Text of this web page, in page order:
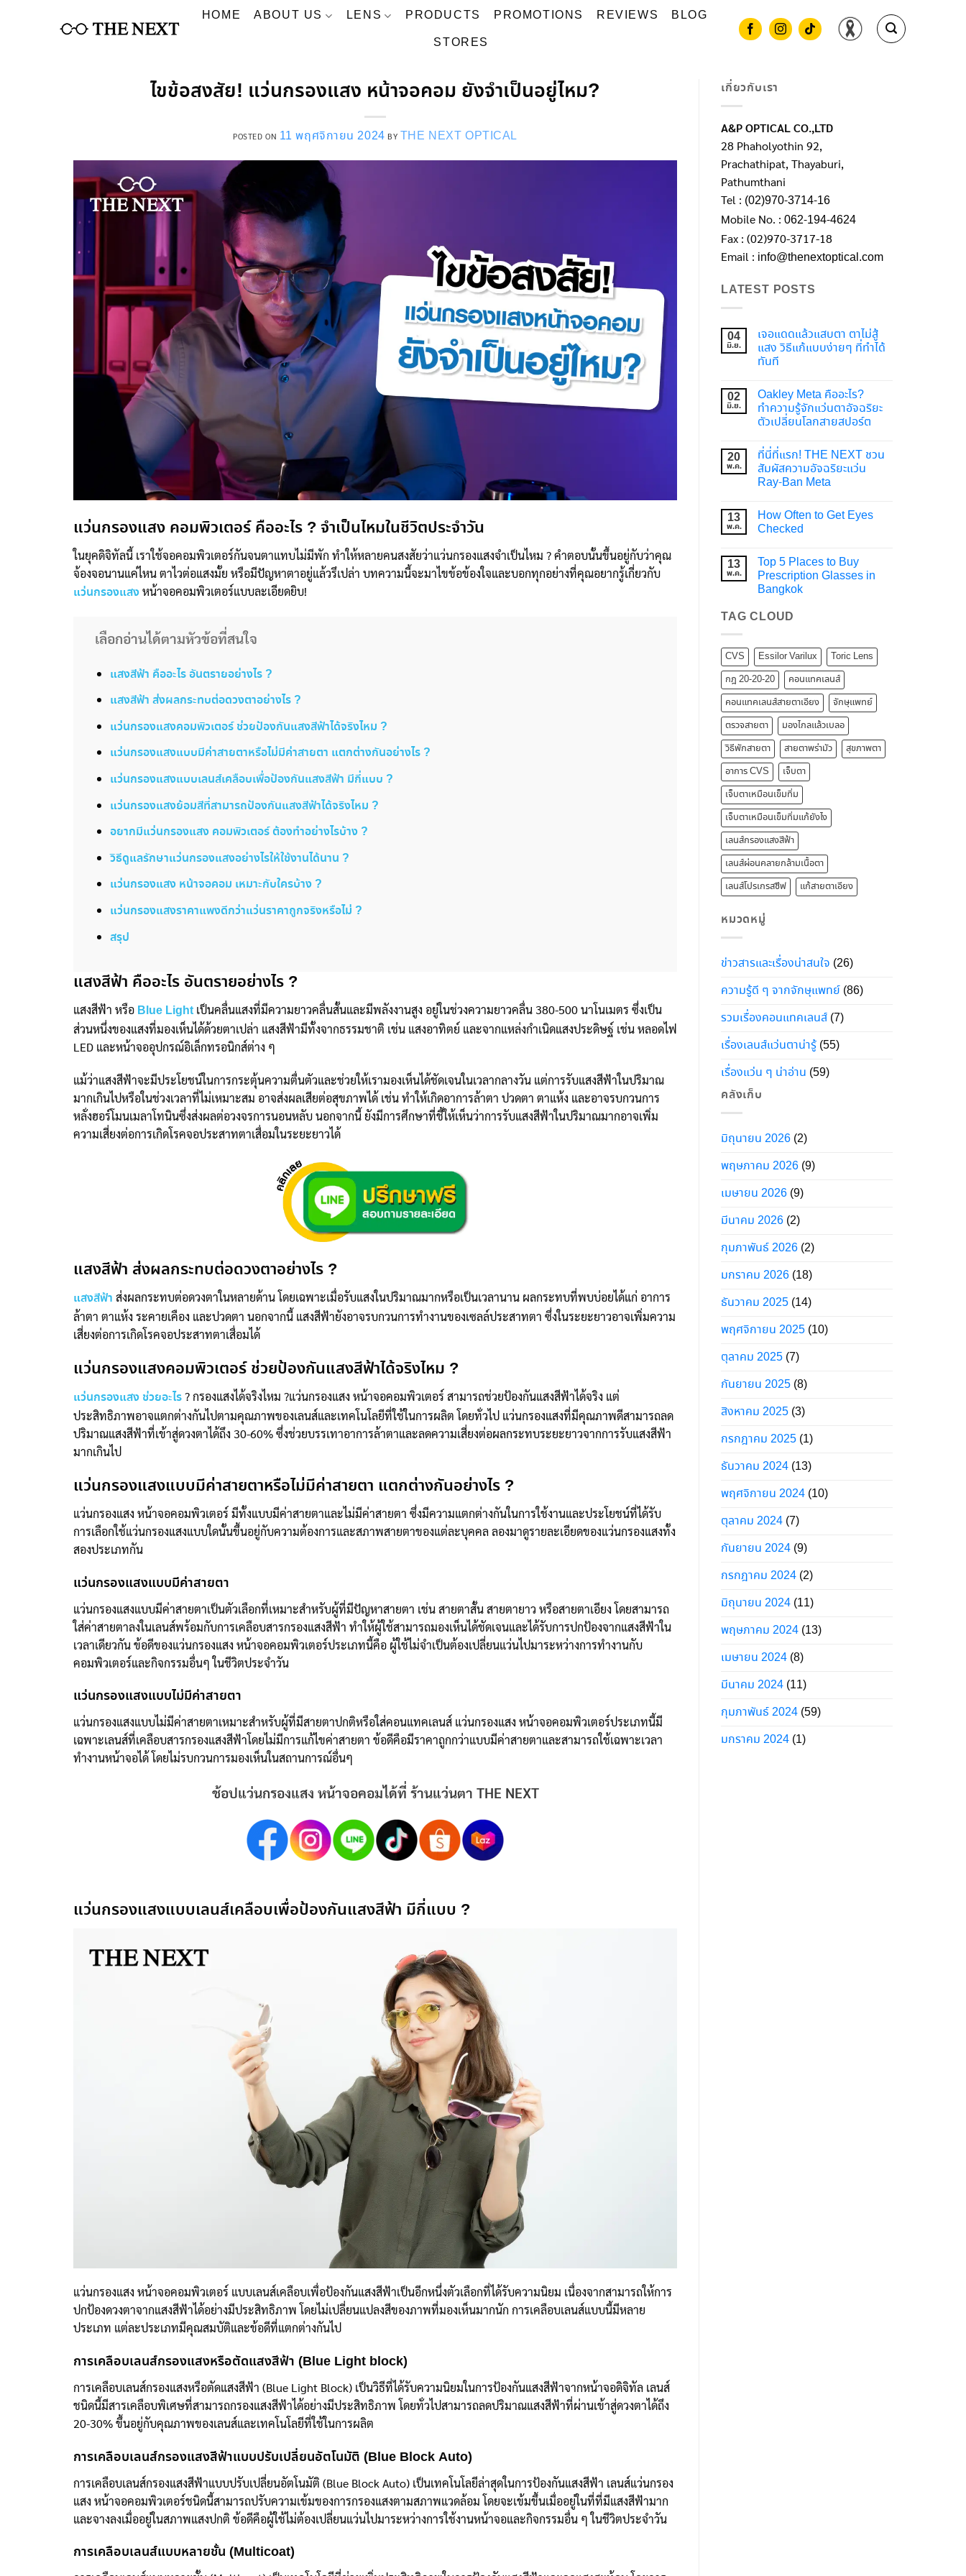
HOME ABOUT US LENS PRODUCTS PROMOTIONS REVIEWS
BLOG
STORES
ไขข้อสงสัย! แว่นกรองแสง หน้าจอคอม ยังจำเป็นอยู่ไหม?
POSTED ON 11 พฤศจิกายน 2024 BY THE NEXT OPTICAL
แว่นกรองแสง คอมพิวเตอร์ คืออะไร ? จำเป็นไหมในชีวิตประจำวัน
ในยุคดิจิทัลนี้ เราใช้จอคอมพิวเตอร์กันจนตาแทบไม่มีพัก ทำให้หลายคนสงสัยว่าแว่นกรองแสงจำเป็นไหม ? คำตอบนั้นขึ้นอยู่กับว่าคุณ
จ้องจอนานแค่ไหน ตาไวต่อแสงมั้ย หรือมีปัญหาตาอยู่แล้วรึเปล่า บทความนี้จะมาไขข้อข้องใจและบอกทุกอย่างที่คุณอยากรู้เกี่ยวกับ
แว่นกรองแสงหน้าจอคอมพิวเตอร์แบบละเอียดยิบ!
เลือกอ่านได้ตามหัวข้อที่สนใจ
แสงสีฟ้า คืออะไร อันตรายอย่างไร ?
แสงสีฟ้า ส่งผลกระทบต่อดวงตาอย่างไร ?
แว่นกรองแสงคอมพิวเตอร์ ช่วยป้องกันแสงสีฟ้าได้จริงไหม ?
แว่นกรองแสงแบบมีค่าสายตาหรือไม่มีค่าสายตา แตกต่างกันอย่างไร ?
แว่นกรองแสงแบบเลนส์เคลือบเพื่อป้องกันแสงสีฟ้า มีกี่แบบ ?
แว่นกรองแสงย้อมสีที่สามารถป้องกันแสงสีฟ้าได้จริงไหม ?
อยากมีแว่นกรองแสง คอมพิวเตอร์ ต้องทำอย่างไรบ้าง ?
วิธีดูแลรักษาแว่นกรองแสงอย่างไรให้ใช้งานได้นาน ?
แว่นกรองแสง หน้าจอคอม เหมาะกับใครบ้าง ?
แว่นกรองแสงราคาแพงดีกว่าแว่นราคาถูกจริงหรือไม่ ?
สรุป
แสงสีฟ้า คืออะไร อันตรายอย่างไร ?
แสงสีฟ้า หรือ Blue Light เป็นคลื่นแสงที่มีความยาวคลื่นสั้นและมีพลังงานสูง อยู่ในช่วงความยาวคลื่น 380-500 นาโนเมตร ซึ่งเป็น
ส่วนหนึ่งของแสงที่มองเห็นได้ด้วยตาเปล่า แสงสีฟ้ามีทั้งจากธรรมชาติ เช่น แสงอาทิตย์ และจากแหล่งกำเนิดแสงประดิษฐ์ เช่น หลอดไฟ
LED และหน้าจออุปกรณ์อิเล็กทรอนิกส์ต่าง ๆ
แม้ว่าแสงสีฟ้าจะมีประโยชน์ในการกระตุ้นความตื่นตัวและช่วยให้เรามองเห็นได้ชัดเจนในเวลากลางวัน แต่การรับแสงสีฟ้าในปริมาณ
มากเกินไปหรือในช่วงเวลาที่ไม่เหมาะสม อาจส่งผลเสียต่อสุขภาพได้ เช่น ทำให้เกิดอาการล้าตา ปวดตา ตาแห้ง และอาจรบกวนการ
หลั่งฮอร์โมนเมลาโทนินซึ่งส่งผลต่อวงจรการนอนหลับ นอกจากนี้ ยังมีการศึกษาที่ชี้ให้เห็นว่าการรับแสงสีฟ้าในปริมาณมากอาจเพิ่ม
ความเสี่ยงต่อการเกิดโรคจอประสาทตาเสื่อมในระยะยาวได้
แสงสีฟ้า ส่งผลกระทบต่อดวงตาอย่างไร ?
แสงสีฟ้า ส่งผลกระทบต่อดวงตาในหลายด้าน โดยเฉพาะเมื่อรับแสงในปริมาณมากหรือเป็นเวลานาน ผลกระทบที่พบบ่อยได้แก่ อาการ
ล้าตา ตาแห้ง ระคายเคือง และปวดตา นอกจากนี้ แสงสีฟ้ายังอาจรบกวนการทำงานของเซลล์ประสาทตา ซึ่งในระยะยาวอาจเพิ่มความ
เสี่ยงต่อการเกิดโรคจอประสาทตาเสื่อมได้
แว่นกรองแสงคอมพิวเตอร์ ช่วยป้องกันแสงสีฟ้าได้จริงไหม ?
แว่นกรองแสง ช่วยอะไร? กรองแสงได้จริงไหม ?แว่นกรองแสง หน้าจอคอมพิวเตอร์ สามารถช่วยป้องกันแสงสีฟ้าได้จริง แต่
ประสิทธิภาพอาจแตกต่างกันไปตามคุณภาพของเลนส์และเทคโนโลยีที่ใช้ในการผลิต โดยทั่วไป แว่นกรองแสงที่มีคุณภาพดีสามารถลด
ปริมาณแสงสีฟ้าที่เข้าสู่ดวงตาได้ถึง 30-60% ซึ่งช่วยบรรเทาอาการล้าตาและลดความเสี่ยงต่อผลกระทบระยะยาวจากการรับแสงสีฟ้า
มากเกินไป
แว่นกรองแสงแบบมีค่าสายตาหรือไม่มีค่าสายตา แตกต่างกันอย่างไร ?
แว่นกรองแสง หน้าจอคอมพิวเตอร์ มีทั้งแบบมีค่าสายตาและไม่มีค่าสายตา ซึ่งมีความแตกต่างกันในการใช้งานและประโยชน์ที่ได้รับ
การเลือกใช้แว่นกรองแสงแบบใดนั้นขึ้นอยู่กับความต้องการและสภาพสายตาของแต่ละบุคคล ลองมาดูรายละเอียดของแว่นกรองแสงทั้ง
สองประเภทกัน
แว่นกรองแสงแบบมีค่าสายตา
แว่นกรองแสงแบบมีค่าสายตาเป็นตัวเลือกที่เหมาะสำหรับผู้ที่มีปัญหาสายตา เช่น สายตาสั้น สายตายาว หรือสายตาเอียง โดยสามารถ
ใส่ค่าสายตาลงในเลนส์พร้อมกับการเคลือบสารกรองแสงสีฟ้า ทำให้ผู้ใช้สามารถมองเห็นได้ชัดเจนและได้รับการปกป้องจากแสงสีฟ้าใน
เวลาเดียวกัน ข้อดีของแว่นกรองแสง หน้าจอคอมพิวเตอร์ประเภทนี้คือ ผู้ใช้ไม่จำเป็นต้องเปลี่ยนแว่นไปมาระหว่างการทำงานกับ
คอมพิวเตอร์และกิจกรรมอื่นๆ ในชีวิตประจำวัน
แว่นกรองแสงแบบไม่มีค่าสายตา
แว่นกรองแสงแบบไม่มีค่าสายตาเหมาะสำหรับผู้ที่มีสายตาปกติหรือใส่คอนแทคเลนส์ แว่นกรองแสง หน้าจอคอมพิวเตอร์ประเภทนี้มี
เฉพาะเลนส์ที่เคลือบสารกรองแสงสีฟ้าโดยไม่มีการแก้ไขค่าสายตา ข้อดีคือมีราคาถูกกว่าแบบมีค่าสายตาและสามารถใช้เฉพาะเวลา
ทำงานหน้าจอได้ โดยไม่รบกวนการมองเห็นในสถานการณ์อื่นๆ
ช้อปแว่นกรองแสง หน้าจอคอมได้ที่ ร้านแว่นตา THE NEXT
แว่นกรองแสงแบบเลนส์เคลือบเพื่อป้องกันแสงสีฟ้า มีกี่แบบ ?
แว่นกรองแสง หน้าจอคอมพิวเตอร์ แบบเลนส์เคลือบเพื่อป้องกันแสงสีฟ้าเป็นอีกหนึ่งตัวเลือกที่ได้รับความนิยม เนื่องจากสามารถให้การ
ปกป้องดวงตาจากแสงสีฟ้าได้อย่างมีประสิทธิภาพ โดยไม่เปลี่ยนแปลงสีของภาพที่มองเห็นมากนัก การเคลือบเลนส์แบบนี้มีหลาย
ประเภท แต่ละประเภทมีคุณสมบัติและข้อดีที่แตกต่างกันไป
การเคลือบเลนส์กรองแสงหรือตัดแสงสีฟ้า (Blue Light block)
การเคลือบเลนส์กรองแสงหรือตัดแสงสีฟ้า (Blue Light Block) เป็นวิธีที่ได้รับความนิยมในการป้องกันแสงสีฟ้าจากหน้าจอดิจิทัล เลนส์
ชนิดนี้มีสารเคลือบพิเศษที่สามารถกรองแสงสีฟ้าได้อย่างมีประสิทธิภาพ โดยทั่วไปสามารถลดปริมาณแสงสีฟ้าที่ผ่านเข้าสู่ดวงตาได้ถึง
20-30% ขึ้นอยู่กับคุณภาพของเลนส์และเทคโนโลยีที่ใช้ในการผลิต
การเคลือบเลนส์กรองแสงสีฟ้าแบบปรับเปลี่ยนอัตโนมัติ (Blue Block Auto)
การเคลือบเลนส์กรองแสงสีฟ้าแบบปรับเปลี่ยนอัตโนมัติ (Blue Block Auto) เป็นเทคโนโลยีล่าสุดในการป้องกันแสงสีฟ้า เลนส์แว่นกรอง
แสง หน้าจอคอมพิวเตอร์ชนิดนี้สามารถปรับความเข้มของการกรองแสงตามสภาพแวดล้อม โดยจะเข้มขึ้นเมื่ออยู่ในที่ที่มีแสงสีฟ้ามาก
และจางลงเมื่ออยู่ในสภาพแสงปกติ ข้อดีคือผู้ใช้ไม่ต้องเปลี่ยนแว่นไปมาระหว่างการใช้งานหน้าจอและกิจกรรมอื่น ๆ ในชีวิตประจำวัน
การเคลือบเลนส์แบบหลายชั้น (Multicoat)
เกี่ยวกับเรา
A&P OPTICAL CO.,LTD
28 Phaholyothin 92,
Prachathipat, Thayaburi,
Pathumthani
Tel : (02)970-3714-16
Mobile No. : 062-194-4624
Fax : (02)970-3717-18
Email : info@thenextoptical.com
LATEST POSTS
04
มิ.ย.
เจอแดดแล้วแสบตา ตาไม่สู้
แสง วิธีแก้แบบง่ายๆ ที่ทำได้
ทันที
02
มิ.ย.
Oakley Meta คืออะไร?
ทำความรู้จักแว่นตาอัจฉริยะ
ตัวเปลี่ยนโลกสายสปอร์ต
20
พ.ค.
ที่นี่ที่แรก! THE NEXT ชวน
สัมผัสความอัจฉริยะแว่น
Ray-Ban Meta
13
พ.ค.
How Often to Get Eyes
Checked
13
พ.ค.
Top 5 Places to Buy
Prescription Glasses in
Bangkok
TAG CLOUD
CVS Essilor Varilux
Toric Lens
กฎ 20-20-20
คอนแทคเลนส์
คอนแทคเลนส์สายตาเอียง
จักษุแพทย์
ตรวจสายตา
มองไกลแล้วเบลอ
วิธีพักสายตา
สายตาพร่ามัว
สุขภาพตา
อาการ CVS
เจ็บตา
เจ็บตาเหมือนเข็มทิ่ม
เจ็บตาเหมือนเข็มทิ่มแก้ยังไง
เลนส์กรองแสงสีฟ้า
เลนส์ผ่อนคลายกล้ามเนื้อตา
เลนส์โปรเกรสซีฟ
แก้สายตาเอียง
หมวดหมู่
ข่าวสารและเรื่องน่าสนใจ (26)
ความรู้ดี ๆ จากจักษุแพทย์ (86)
รวมเรื่องคอนแทคเลนส์ (7)
เรื่องเลนส์แว่นตาน่ารู้ (55)
เรื่องแว่น ๆ น่าอ่าน (59)
คลังเก็บ
มิถุนายน 2026 (2)
พฤษภาคม 2026 (9)
เมษายน 2026 (9)
มีนาคม 2026 (2)
กุมภาพันธ์ 2026 (2)
มกราคม 2026 (18)
ธันวาคม 2025 (14)
พฤศจิกายน 2025 (10)
ตุลาคม 2025 (7)
กันยายน 2025 (8)
สิงหาคม 2025 (3)
กรกฎาคม 2025 (1)
ธันวาคม 2024 (13)
พฤศจิกายน 2024 (10)
ตุลาคม 2024 (7)
กันยายน 2024 (9)
กรกฎาคม 2024 (2)
มิถุนายน 2024 (11)
พฤษภาคม 2024 (13)
เมษายน 2024 (8)
มีนาคม 2024 (11)
กุมภาพันธ์ 2024 (59)
มกราคม 2024 (1)